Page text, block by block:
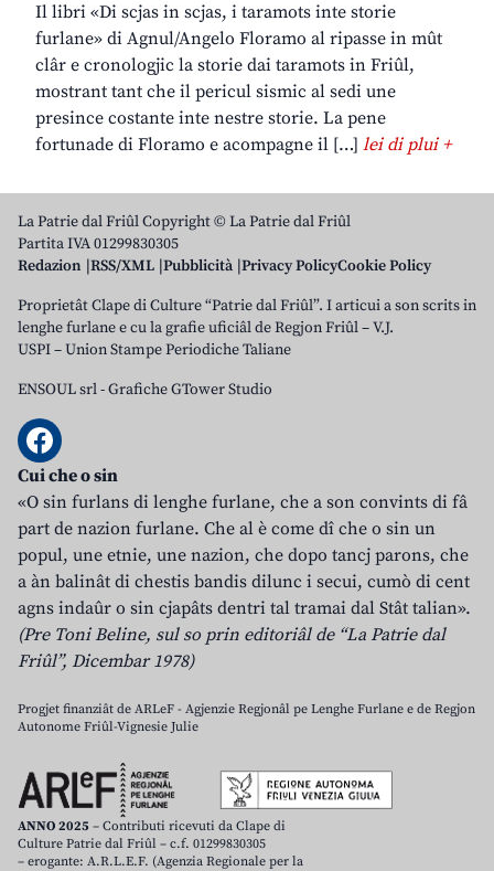
Il libri «Di scjas in scjas, i taramots inte storie
furlane» di Agnul/Angelo Floramo al ripasse in mût
clâr e cronologjic la storie dai taramots in Friûl,
mostrant tant che il pericul sismic al sedi une
presince costante inte nestre storie. La pene
fortunade di Floramo e acompagne il […] lei di plui +
La Patrie dal Friûl Copyright © La Patrie dal Friûl
Partita IVA 01299830305
Redazion RSS/XML Pubblicità Privacy PolicyCookie Policy
Proprietât Clape di Culture “Patrie dal Friûl”. I articui a son scrits in
lenghe furlane e cu la grafie uficiâl de Regjon Friûl – V.J.
USPI – Union Stampe Periodiche Taliane
ENSOUL srl-Grafiche GTower Studio
Cui che o sin
«O sin furlans di lenghe furlane, che a son convints di fâ
part de nazion furlane. Che al è come dî che o sin un
popul, une etnie, une nazion, che dopo tancj parons, che
a àn balinât di chestis bandis dilunc i secui, cumò di cent
agns indaûr o sin cjapâts dentri tal tramai dal Stât talian».
(Pre Toni Beline, sul so prin editoriâl de “La Patrie dal
Friûl”, Dicembar 1978)
Progjet finanziât de ARLeF - Agjenzie Regjonâl pe Lenghe Furlane e de Regjon
Autonome Friûl-Vignesie Julie
ANNO 2025 – Contributi ricevuti da Clape di
Culture Patrie dal Friûl – c.f. 01299830305
– erogante: A.R.L.E.F. (Agenzia Regionale per la